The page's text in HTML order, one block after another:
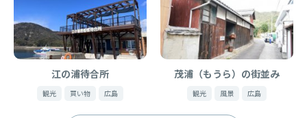
江の浦待合所
観光 買い物 広島
茂浦（もうら）の街並み
観光 風景 広島